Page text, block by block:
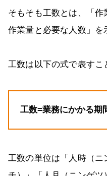
そもそも工数とは、「
作業量と必要な人数」を
工数は以下の式で表すこ
工数=業務にかかる期
工数の単位は「人時（ニ